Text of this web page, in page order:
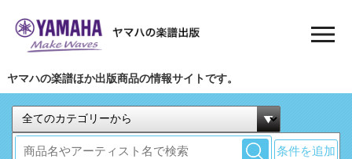
ヤマハの楽譜ほか出版商品の情報サイトです。
条件を追加